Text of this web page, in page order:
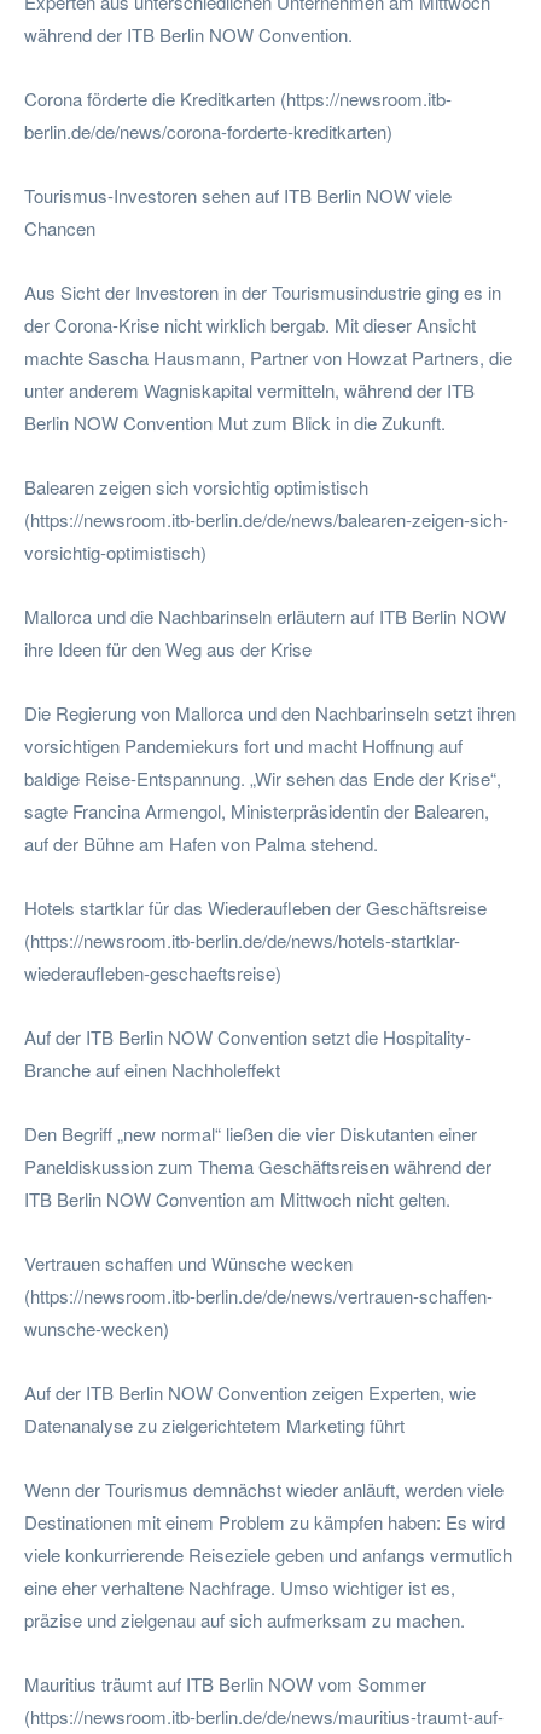
während der ITB Berlin NOW Convention.
Corona förderte die Kreditkarten (https://newsroom.itb-
berlin.de/de/news/corona-forderte-kreditkarten)
Tourismus-Investoren sehen auf ITB Berlin NOW viele
Chancen
Aus Sicht der Investoren in der Tourismusindustrie ging es in
der Corona-Krise nicht wirklich bergab. Mit dieser Ansicht
machte Sascha Hausmann, Partner von Howzat Partners, die
unter anderem Wagniskapital vermitteln, während der ITB
Berlin NOW Convention Mut zum Blick in die Zukunft.
Balearen zeigen sich vorsichtig optimistisch
(https://newsroom.itb-berlin.de/de/news/balearen-zeigen-sich-
vorsichtig-optimistisch)
Mallorca und die Nachbarinseln erläutern auf ITB Berlin NOW
ihre Ideen für den Weg aus der Krise
Die Regierung von Mallorca und den Nachbarinseln setzt ihren
vorsichtigen Pandemiekurs fort und macht Hoffnung auf
baldige Reise-Entspannung. „Wir sehen das Ende der Krise“,
sagte Francina Armengol, Ministerpräsidentin der Balearen,
auf der Bühne am Hafen von Palma stehend.
Hotels startklar für das Wiederaufleben der Geschäftsreise
(https://newsroom.itb-berlin.de/de/news/hotels-startklar-
wiederaufleben-geschaeftsreise)
Auf der ITB Berlin NOW Convention setzt die Hospitality-
Branche auf einen Nachholeffekt
Den Begriff „new normal“ ließen die vier Diskutanten einer
Paneldiskussion zum Thema Geschäftsreisen während der
ITB Berlin NOW Convention am Mittwoch nicht gelten.
Vertrauen schaffen und Wünsche wecken
(https://newsroom.itb-berlin.de/de/news/vertrauen-schaffen-
wunsche-wecken)
Auf der ITB Berlin NOW Convention zeigen Experten, wie
Datenanalyse zu zielgerichtetem Marketing führt
Wenn der Tourismus demnächst wieder anläuft, werden viele
Destinationen mit einem Problem zu kämpfen haben: Es wird
viele konkurrierende Reiseziele geben und anfangs vermutlich
eine eher verhaltene Nachfrage. Umso wichtiger ist es,
präzise und zielgenau auf sich aufmerksam zu machen.
Mauritius träumt auf ITB Berlin NOW vom Sommer
(https://newsroom.itb-berlin.de/de/news/mauritius-traumt-auf-